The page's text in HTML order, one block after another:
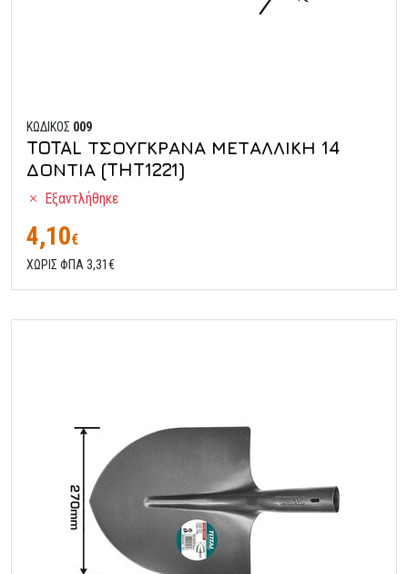
ΚΩΔΙΚΟΣ 009
TOTAL ΤΣΟΥΓΚΡΑΝΑ ΜΕΤΑΛΛΙΚΗ 14
ΔΟΝΤΙΑ (THT1221)
Εξαντλήθηκε
4,10€
ΧΩΡΙΣ ΦΠΑ 3,31€